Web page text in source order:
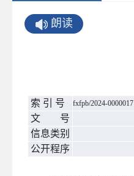
优化营商环境
医疗卫生
社会保险
稳岗就业
朗读
索 引 号 fxfpb/2024-0000017
文 号
信息类别
公开程序